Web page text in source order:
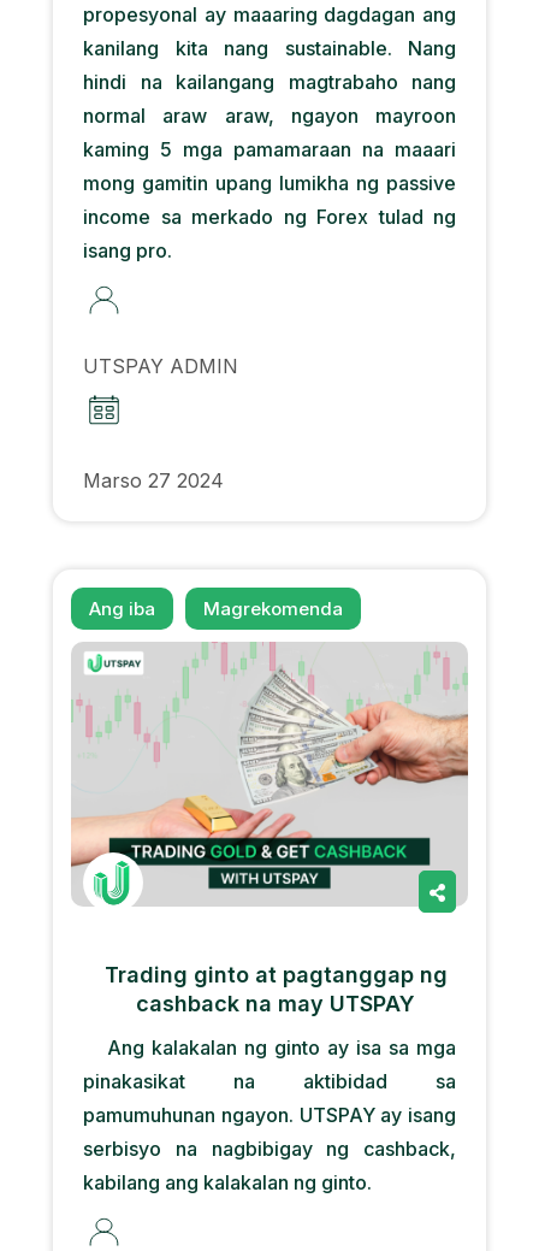
propesyonal ay maaaring dagdagan ang
kanilang kita nang sustainable. Nang
hindi na kailangang magtrabaho nang
normal araw araw, ngayon mayroon
kaming 5 mga pamamaraan na maaari
mong gamitin upang lumikha ng passive
income sa merkado ng Forex tulad ng
isang pro.
UTSPAY ADMIN
Marso 27 2024
Ang iba Magrekomenda
Trading ginto at pagtanggap ng
cashback na may UTSPAY
Ang kalakalan ng ginto ay isa sa mga
pinakasikat na aktibidad sa
pamumuhunan ngayon. UTSPAY ay isang
serbisyo na nagbibigay ng cashback,
kabilang ang kalakalan ng ginto.